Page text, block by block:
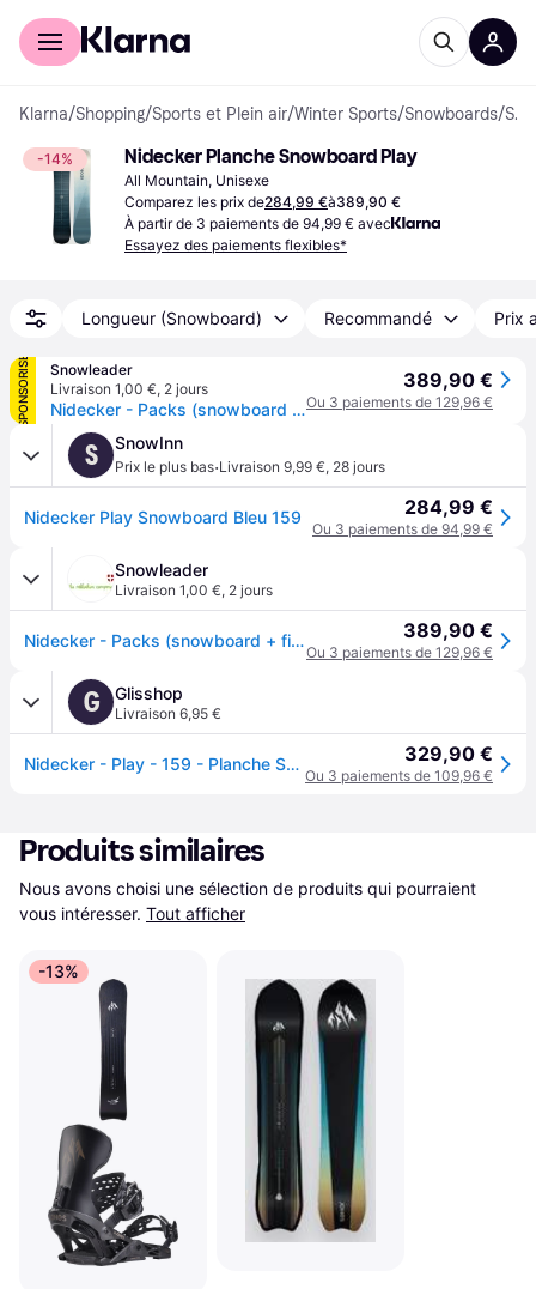
Acheter avec Klarna
Klarna/Shopping/Sports et Plein air/Winter Sports/Snowboards/ Snowboards
-14% Nidecker Planche Snowboard Play
All Mountain, Unisexe
Comparez les prix de284,99 €à389,90 €
À partir de 3 paiements de 94,99 € avec
Essayez des paiements flexibles*
Longueur (Snowboard) Recommandé Prix
SPONSORISÉ
Snowleader
Livraison 1,00 €, 2 jours
Nidecker - Packs (snowboard + fix) - Snowboard all-mountain - Pack Play 2026 pour Homme - Navy
389,90 €
Ou 3 paiements de 129,96 €
S SnowInn
Prix le plus bas·Livraison 9,99 €, 28 jours
Nidecker Play Snowboard Bleu 159 284,99 €
Ou 3 paiements de 94,99 €
Snowleader
Livraison 1,00 €, 2 jours
Nidecker - Packs (snowboard + fix) - Snowboard all-mountain - Pack Play 2026 pour Homme - Navy 389,90 €
Ou 3 paiements de 129,96 €
G Glisshop
Livraison 6,95 €
Nidecker - Play - 159 - Planche Snowboard 329,90 €
Ou 3 paiements de 109,96 €
Produits similaires
Nous avons choisi une sélection de produits qui pourraient
vous intéresser. Tout afficher
-13%